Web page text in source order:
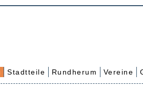
Stadtteile Rundherum Vereine